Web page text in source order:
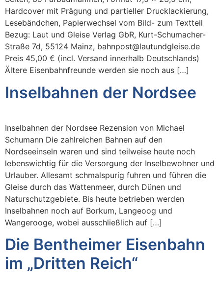
Hardcover mit Prägung und partieller Drucklackierung,
Lesebändchen, Papierwechsel vom Bild- zum Textteil
Bezug: Laut und Gleise Verlag GbR, Kurt-Schumacher-
Straße 7d, 55124 Mainz, bahnpost@lautundgleise.de
Preis 45,00 € (incl. Versand innerhalb Deutschlands)
Ältere Eisenbahnfreunde werden sie noch aus […]
Inselbahnen der Nordsee
Inselbahnen der Nordsee Rezension von Michael
Schumann Die zahlreichen Bahnen auf den
Nordseeinseln waren und sind teilweise heute noch
lebenswichtig für die Versorgung der Inselbewohner und
Urlauber. Allesamt schmalspurig fuhren und führen die
Gleise durch das Wattenmeer, durch Dünen und
Naturschutzgebiete. Bis heute betrieben werden
Inselbahnen noch auf Borkum, Langeoog und
Wangerooge, wobei ausschließlich auf […]
Die Bentheimer Eisenbahn
im „Dritten Reich“